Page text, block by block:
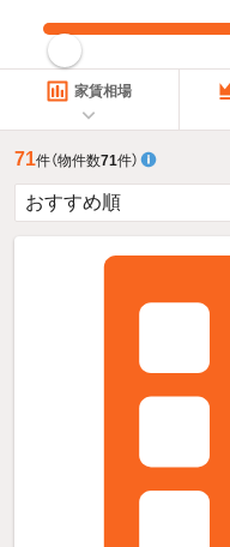
指定
家賃相場
71件（物件数71件）